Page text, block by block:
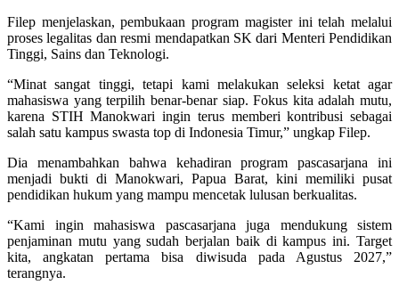
Filep menjelaskan, pembukaan program magister ini telah melalui
proses legalitas dan resmi mendapatkan SK dari Menteri Pendidikan
Tinggi, Sains dan Teknologi.
“Minat sangat tinggi, tetapi kami melakukan seleksi ketat agar
mahasiswa yang terpilih benar-benar siap. Fokus kita adalah mutu,
karena STIH Manokwari ingin terus memberi kontribusi sebagai
salah satu kampus swasta top di Indonesia Timur,” ungkap Filep.
Dia menambahkan bahwa kehadiran program pascasarjana ini
menjadi bukti di Manokwari, Papua Barat, kini memiliki pusat
pendidikan hukum yang mampu mencetak lulusan berkualitas.
“Kami ingin mahasiswa pascasarjana juga mendukung sistem
penjaminan mutu yang sudah berjalan baik di kampus ini. Target
kita, angkatan pertama bisa diwisuda pada Agustus 2027,”
terangnya.